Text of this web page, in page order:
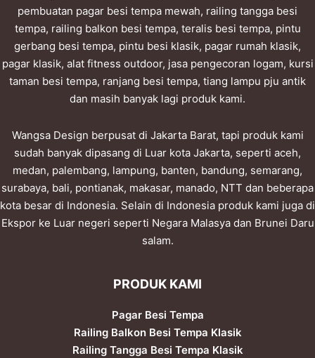
pembuatan pagar besi tempa mewah, railing tangga besi
tempa, railing balkon besi tempa, teralis besi tempa, pintu
gerbang besi tempa, pintu besi klasik, pagar rumah klasik,
pagar klasik, alat fitness outdoor, jasa pengecoran logam, kursi
taman besi tempa, ranjang besi tempa, tiang lampu pju antik
dan masih banyak lagi produk kami.
Wangsa Design berpusat di Jakarta Barat, tapi produk kami
sudah banyak dipasang di Luar kota Jakarta, seperti aceh,
medan, palembang, lampung, banten, bandung, semarang,
surabaya, bali, pontianak, makasar, manado, NTT dan beberapa
kota besar di Indonesia. Selain di Indonesia produk kami juga di
Ekspor ke Luar negeri seperti Negara Malasya dan Brunei Daru
salam.
PRODUK KAMI
Pagar Besi Tempa
Railing Balkon Besi Tempa Klasik
Railing Tangga Besi Tempa Klasik